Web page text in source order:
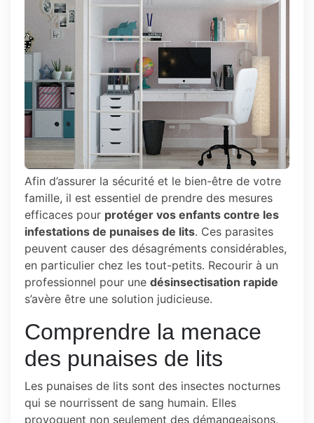
Afin d’assurer la sécurité et le bien-être de votre
famille, il est essentiel de prendre des mesures
efficaces pour protéger vos enfants contre les
infestations de punaises de lits. Ces parasites
peuvent causer des désagréments considérables,
en particulier chez les tout-petits. Recourir à un
professionnel pour une désinsectisation rapide
s’avère être une solution judicieuse.
Comprendre la menace
des punaises de lits
Les punaises de lits sont des insectes nocturnes
qui se nourrissent de sang humain. Elles
provoquent non seulement des démangeaisons,